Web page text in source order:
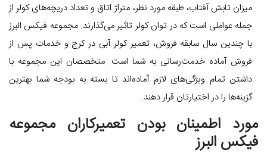
میزان تابش آفتاب، طبقه مورد نظر، متراژ اتاق و تعداد دریچه‌های کولر از
جمله عواملی است که در توان کولر تاثیر می‌گذارند. مجموعه فیکس البرز
با چندین سال سابقه فروش، تعمیر کولر آبی در کرج و خدمات پس از
فروش آماده خدمت‌رسانی به شما است. متخصصان این مجموعه با
داشتن تمام ویژگی‌های لازم آماده‌اند تا بسته به بودجه شما بهترین
گزینه‌ها را در اختیارتان قرار دهند.
مورد اطمینان بودن تعمیرکاران مجموعه
فیکس البرز